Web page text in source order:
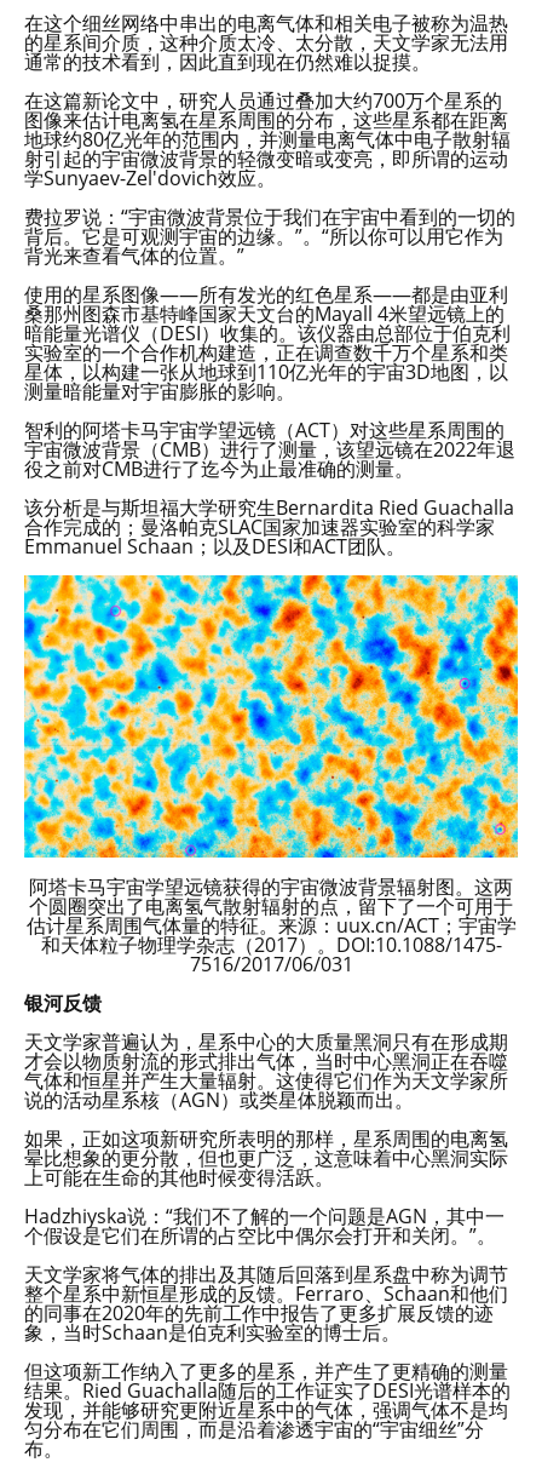
在这个细丝网络中串出的电离气体和相关电子被称为温热
的星系间介质，这种介质太冷、太分散，天文学家无法用
通常的技术看到，因此直到现在仍然难以捉摸。
在这篇新论文中，研究人员通过叠加大约700万个星系的
图像来估计电离氢在星系周围的分布，这些星系都在距离
地球约80亿光年的范围内，并测量电离气体中电子散射辐
射引起的宇宙微波背景的轻微变暗或变亮，即所谓的运动
学Sunyaev-Zel'dovich效应。
费拉罗说：“宇宙微波背景位于我们在宇宙中看到的一切的
背后。它是可观测宇宙的边缘。”。“所以你可以用它作为
背光来查看气体的位置。”
使用的星系图像——所有发光的红色星系——都是由亚利
桑那州图森市基特峰国家天文台的Mayall 4米望远镜上的
暗能量光谱仪（DESI）收集的。该仪器由总部位于伯克利
实验室的一个合作机构建造，正在调查数千万个星系和类
星体，以构建一张从地球到110亿光年的宇宙3D地图，以
测量暗能量对宇宙膨胀的影响。
智利的阿塔卡马宇宙学望远镜（ACT）对这些星系周围的
宇宙微波背景（CMB）进行了测量，该望远镜在2022年退
役之前对CMB进行了迄今为止最准确的测量。
该分析是与斯坦福大学研究生Bernardita Ried Guachalla
合作完成的；曼洛帕克SLAC国家加速器实验室的科学家
Emmanuel Schaan；以及DESI和ACT团队。
阿塔卡马宇宙学望远镜获得的宇宙微波背景辐射图。这两
个圆圈突出了电离氢气散射辐射的点，留下了一个可用于
估计星系周围气体量的特征。来源：uux.cn/ACT；宇宙学
和天体粒子物理学杂志（2017）。DOI:10.1088/1475-
7516/2017/06/031
银河反馈
天文学家普遍认为，星系中心的大质量黑洞只有在形成期
才会以物质射流的形式排出气体，当时中心黑洞正在吞噬
气体和恒星并产生大量辐射。这使得它们作为天文学家所
说的活动星系核（AGN）或类星体脱颖而出。
如果，正如这项新研究所表明的那样，星系周围的电离氢
晕比想象的更分散，但也更广泛，这意味着中心黑洞实际
上可能在生命的其他时候变得活跃。
Hadzhiyska说：“我们不了解的一个问题是AGN，其中一
个假设是它们在所谓的占空比中偶尔会打开和关闭。”。
天文学家将气体的排出及其随后回落到星系盘中称为调节
整个星系中新恒星形成的反馈。Ferraro、Schaan和他们
的同事在2020年的先前工作中报告了更多扩展反馈的迹
象，当时Schaan是伯克利实验室的博士后。
但这项新工作纳入了更多的星系，并产生了更精确的测量
结果。Ried Guachalla随后的工作证实了DESI光谱样本的
发现，并能够研究更附近星系中的气体，强调气体不是均
匀分布在它们周围，而是沿着渗透宇宙的“宇宙细丝”分
布。